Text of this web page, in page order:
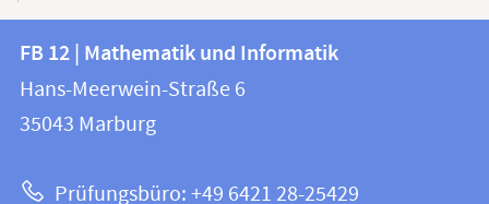
Kontakt
und
Informationen
FB
12
|
FB 12 | Mathematik und Informatik
Hans-Meerwein-Straße 6
35043 Marburg
Prüfungsbüro: +49 6421 28-25429